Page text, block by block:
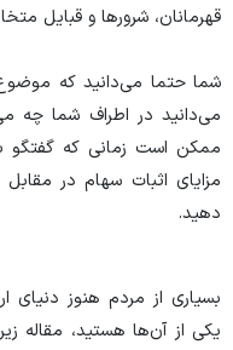
قهرمانان، شرور‌ها و قبایل
شما حتما می‌دانید که موضوع
می‌دانید در اطراف شما چه
ممکن است زمانی که گفتگو
مزایای اثبات سهام در
دهید.
بسیاری از مردم هنوز دنیای
یکی از آن‌ها هستید، مقاله